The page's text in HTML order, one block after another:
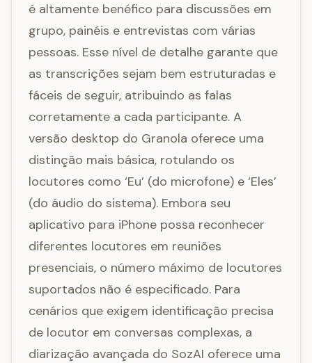
é altamente benéfico para discussões em
grupo, painéis e entrevistas com várias
pessoas. Esse nível de detalhe garante que
as transcrições sejam bem estruturadas e
fáceis de seguir, atribuindo as falas
corretamente a cada participante. A
versão desktop do Granola oferece uma
distinção mais básica, rotulando os
locutores como ‘Eu’ (do microfone) e ‘Eles’
(do áudio do sistema). Embora seu
aplicativo para iPhone possa reconhecer
diferentes locutores em reuniões
presenciais, o número máximo de locutores
suportados não é especificado. Para
cenários que exigem identificação precisa
de locutor em conversas complexas, a
diarização avançada do SozAI oferece uma